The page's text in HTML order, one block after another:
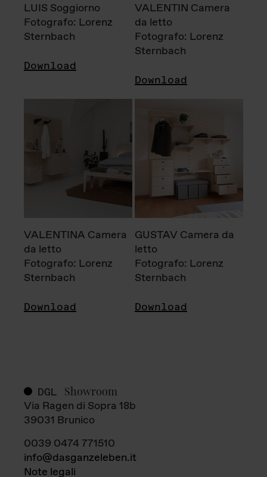
LUIS Soggiorno
Fotografo: Lorenz
Sternbach
Download
VALENTIN Camera
da letto
Fotografo: Lorenz
Sternbach
Download
VALENTINA Camera
da letto
Fotografo: Lorenz
Sternbach
Download
GUSTAV Camera da
letto
Fotografo: Lorenz
Sternbach
Download
DGL Showroom
Via Ragen di Sopra 18b
39031 Brunico
0039 0474 771510
info@dasganzeleben.it
Note legali